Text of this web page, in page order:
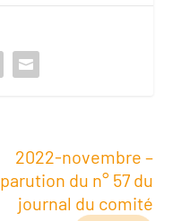
2022-novembre –
parution du n° 57 du
journal du comité